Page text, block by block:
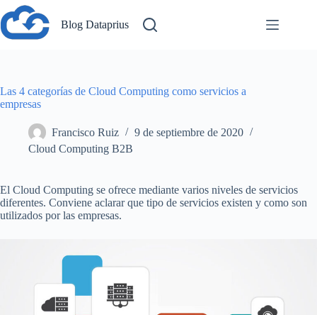
Saltar
al
contenido
Blog Dataprius
Las 4 categorías de Cloud Computing como servicios a
empresas
Francisco Ruiz
9 de septiembre de 2020
Cloud Computing B2B
El Cloud Computing se ofrece mediante varios niveles de servicios
diferentes. Conviene aclarar que tipo de servicios existen y como son
utilizados por las empresas.